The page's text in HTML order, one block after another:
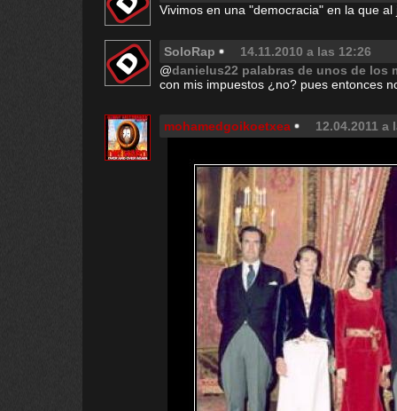
Vivimos en una "democracia" en la que
SoloRap
14.11.2010 a las 12:26
@danielus22 palabras de unos de los
con mis impuestos ¿no? pues entonces
mohamedgoikoetxea 12.04.2011 a